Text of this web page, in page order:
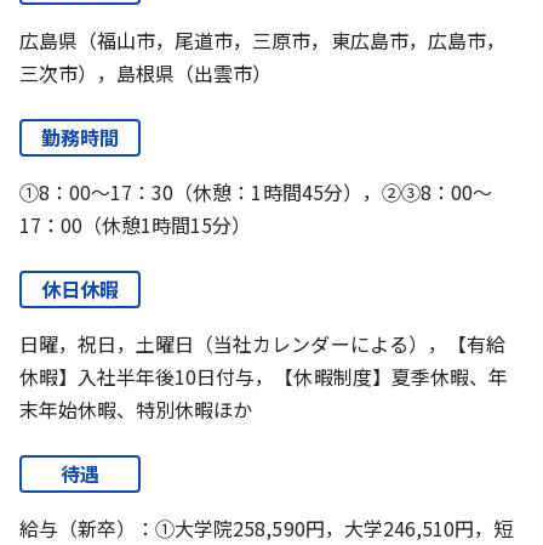
広島県（福山市，尾道市，三原市，東広島市，広島市，
三次市），島根県（出雲市）
勤務時間
①8：00～17：30（休憩：1時間45分），②③8：00～
17：00（休憩1時間15分）
休日休暇
日曜，祝日，土曜日（当社カレンダーによる），【有給
休暇】入社半年後10日付与，【休暇制度】夏季休暇、年
末年始休暇、特別休暇ほか
待遇
給与（新卒）：①大学院258,590円，大学246,510円，短